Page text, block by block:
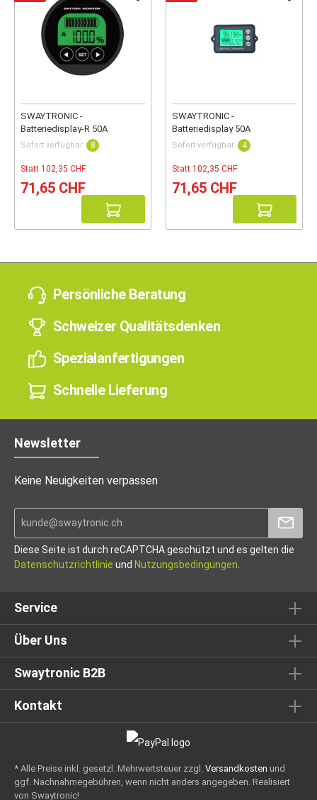
SWAYTRONIC -
Batteriedisplay-R 50A
Sofort verfügbar 8
Statt 102,35 CHF
71,65 CHF
SWAYTRONIC -
Batteriedisplay 50A
Sofort verfügbar 4
Statt 102,35 CHF
71,65 CHF
Persönliche Beratung
Schweizer Qualitätsdenken
Spezialanfertigungen
Schnelle Lieferung
Newsletter
Keine Neuigkeiten verpassen
Diese Seite ist durch reCAPTCHA geschützt und es gelten die
Datenschutzrichtlinie und Nutzungsbedingungen
Service
Über Uns
Swaytronic B2B
Kontakt
* Alle Preise inkl. gesetzl. Mehrwertsteuer zzgl. Versandkosten und
ggf. Nachnahmegebühren, wenn nicht anders angegeben. Realisiert
von Swaytronic!